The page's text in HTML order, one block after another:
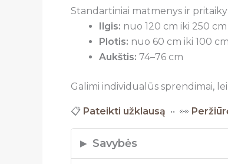
Standartiniai matmenys ir
Ilgis: nuo 120 cm iki 250 cm
Plotis: nuo 60 cm iki 100 cm
Aukštis: 74–76 cm
Galimi individualūs sprendimai,
📋 Pateikti užklausą •• 👀
Savybės